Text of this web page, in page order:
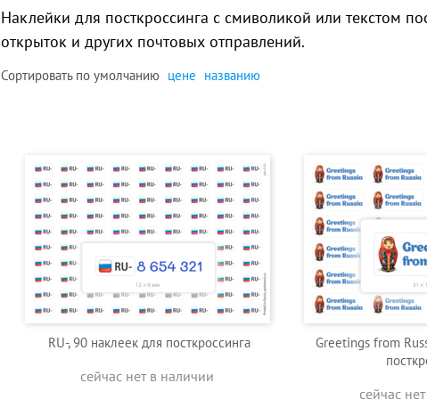
Наклейки для посткроссинга с смиволикой или текстом
открыток и других почтовых отправлений.
Сортировать по умолчанию цене названию
RU-, 90 наклеек для посткроссинга
сейчас нет в наличии
Greetings from
сейчас